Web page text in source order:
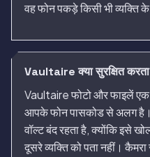
वह फोन पकड़े किसी भी व्यक्ति
Vaultaire क्या सुरक्षित
Vaultaire फोटो और फाइलें एक
आपके फोन पासकोड से अलग
वॉल्ट बंद रहता है, क्योंकि इसे
दूसरे व्यक्ति को पता नहीं।